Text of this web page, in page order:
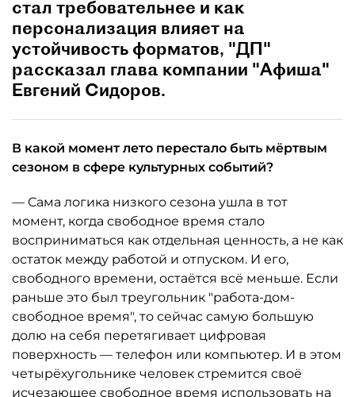
стал требовательнее и как
персонализация влияет на
устойчивость форматов, "ДП"
рассказал глава компании "Афиша"
Евгений Сидоров.
В какой момент лето перестало быть мёртвым
сезоном в сфере культурных событий?
— Сама логика низкого сезона ушла в тот
момент, когда свободное время стало
восприниматься как отдельная ценность, а не как
остаток между работой и отпуском. И его,
свободного времени, остаётся всё меньше. Если
раньше это был треугольник "работа-дом-
свободное время", то сейчас самую большую
долю на себя перетягивает цифровая
поверхность — телефон или компьютер. И в этом
четырёхугольнике человек стремится своё
исчезающее свободное время использовать на